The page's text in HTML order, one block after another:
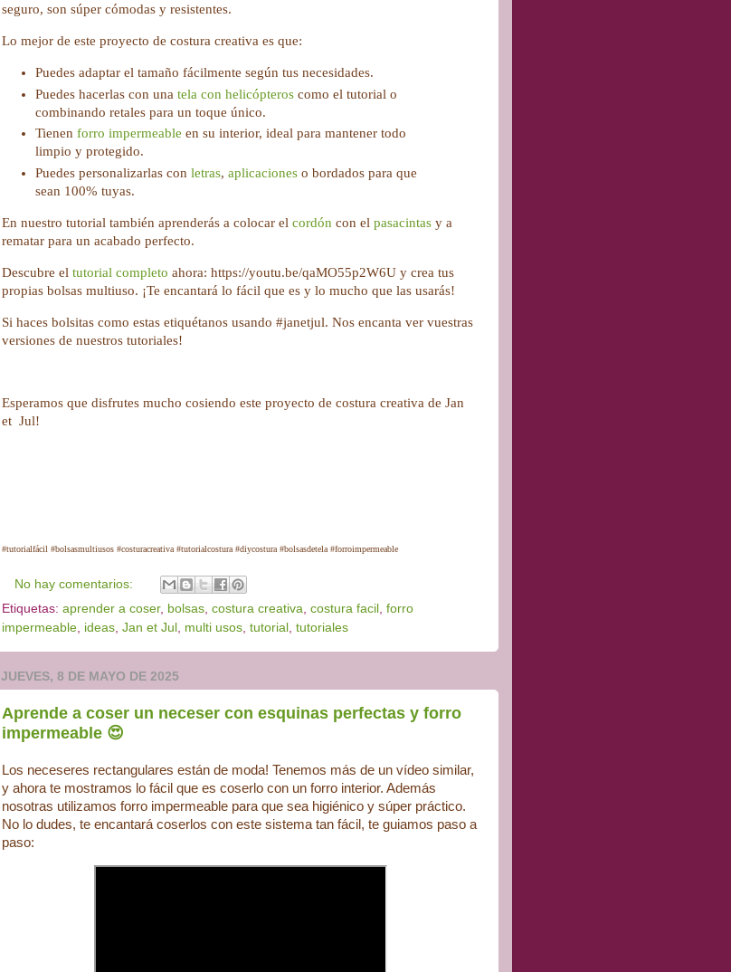
seguro, son súper cómodas y resistentes.
Lo mejor de este proyecto de costura creativa es que:
Puedes adaptar el tamaño fácilmente según tus necesidades.
Puedes hacerlas con unatela con helicópteros como el tutorial o
combinando retales para un toque único.
Tienenforro impermeable en su interior, ideal para mantener todo
limpio y protegido.
Puedes personalizarlas conletras, aplicaciones o bordados para que
sean 100% tuyas.
En nuestro tutorial también aprenderás a colocar el cordón con el pasacintas y a
rematar para un acabado perfecto.
Descubre el tutorial completo ahora: https://youtu.be/qaMO55p2W6U y crea tus
propias bolsas multiuso. ¡Te encantará lo fácil que es y lo mucho que las usarás!
Si haces bolsitas como estas etiquétanos usando #janetjul. Nos encanta ver vuestras
versiones de nuestros tutoriales!
Esperamos que disfrutes mucho cosiendo este proyecto de costura creativa de Jan
et Jul!
#tutorialfácil #bolsasmultiusos #costuracreativa #tutorialcostura #diycostura #bolsasdetela #forroimpermeable
No hay comentarios:
Etiquetas: aprender a coser, bolsas, costura creativa, costura facil , forro
impermeable, ideas, Jan et Jul , multi usos, tutorial , tutoriales
JUEVES, 8 DE MAYO DE 2025
Aprende a coser un neceser con esquinas perfectas y forro
impermeable 😍
Los neceseres rectangulares están de moda! Tenemos más de un vídeo similar,
y ahora te mostramos lo fácil que es coserlo con un forro interior. Además
nosotras utilizamos forro impermeable para que sea higiénico y súper práctico.
No lo dudes, te encantará coserlos con este sistema tan fácil, te guiamos paso a
paso: